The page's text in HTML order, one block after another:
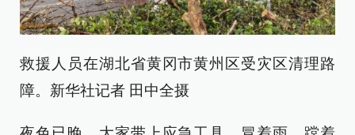
救援人员在湖北省黄冈市黄州区受灾区清理路
障。新华社记者 田中全摄